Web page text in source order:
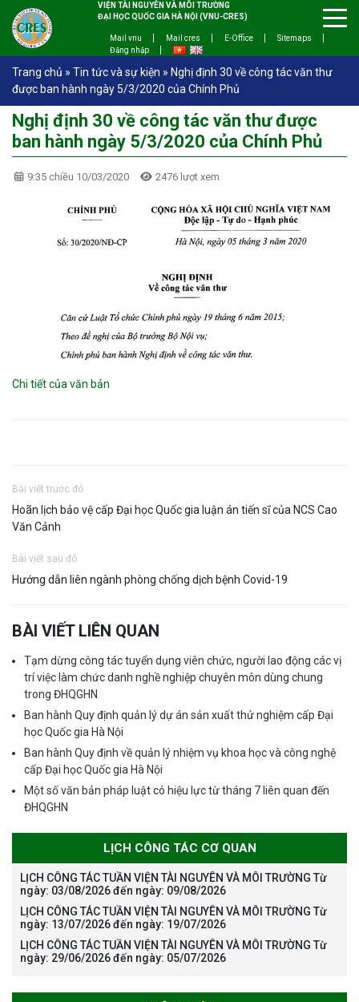
VIỆN TÀI NGUYÊN VÀ MÔI TRƯỜNG
ĐẠI HỌC QUỐC GIA HÀ NỘI (VNU-CRES)
Mail vnu Mail cres E-Office
Sitemaps
Đăng nhập
Trang chủ » Tin tức và sự kiện » Nghị định 30 về công tác văn thư
được ban hành ngày 5/3/2020 của Chính Phủ
Nghị định 30 về công tác văn thư được
ban hành ngày 5/3/2020 của Chính Phủ
9:35 chiều 10/03/2020 2476 lượt xem
Chi tiết của văn bản
Bài viết trước đó
Hoãn lịch bảo vệ cấp Đại học Quốc gia luận án tiến sĩ của NCS Cao
Văn Cảnh
Bài viết sau đó
Hướng dẫn liên ngành phòng chống dịch bệnh Covid-19
BÀI VIẾT LIÊN QUAN
Tạm dừng công tác tuyển dụng viên chức, người lao động các vị
trí việc làm chức danh nghề nghiệp chuyên môn dùng chung
trong ĐHQGHN
Ban hành Quy định quản lý dự án sản xuất thử nghiệm cấp Đại
học Quốc gia Hà Nội
Ban hành Quy định về quản lý nhiệm vụ khoa học và công nghệ
cấp Đại học Quốc gia Hà Nội
Một số văn bản pháp luật có hiệu lực từ tháng 7 liên quan đến
ĐHQGHN
LỊCH CÔNG TÁC CƠ QUAN
LỊCH CÔNG TÁC TUẦN VIỆN TÀI NGUYÊN VÀ MÔI TRƯỜNG Từ
ngày: 03/08/2026 đến ngày: 09/08/2026
LỊCH CÔNG TÁC TUẦN VIỆN TÀI NGUYÊN VÀ MÔI TRƯỜNG Từ
ngày: 13/07/2026 đến ngày: 19/07/2026
LỊCH CÔNG TÁC TUẦN VIỆN TÀI NGUYÊN VÀ MÔI TRƯỜNG Từ
ngày: 29/06/2026 đến ngày: 05/07/2026